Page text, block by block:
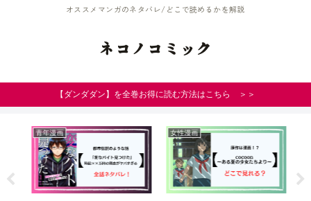
オススメマンガのネタバレ/どこで読めるかを解説
ネコノコミック
【ダンダダン】を全巻お得に読む方法はこちら ＞＞
青年漫画 女性漫画